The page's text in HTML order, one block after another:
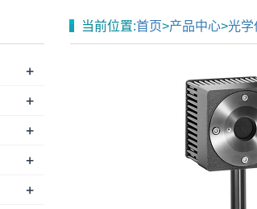
当前位置:首页>产品中心>光学
+
+
+
+
+